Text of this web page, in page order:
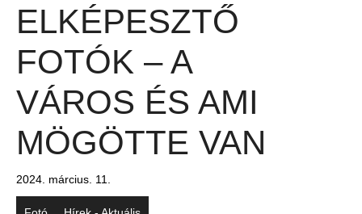
ELKÉPESZTŐ
FOTÓK – A
VÁROS ÉS AMI
MÖGÖTTE VAN
2024. március. 11.